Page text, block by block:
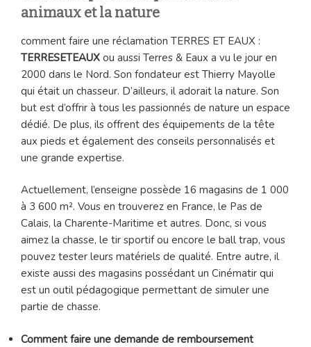
animaux et la nature
comment faire une réclamation TERRES ET EAUX :
TERRESETEAUX ou aussi Terres & Eaux a vu le jour en
2000 dans le Nord. Son fondateur est Thierry Mayolle
qui était un chasseur. D’ailleurs, il adorait la nature. Son
but est d’offrir à tous les passionnés de nature un espace
dédié. De plus, ils offrent des équipements de la tête
aux pieds et également des conseils personnalisés et
une grande expertise.
Actuellement, l’enseigne possède 16 magasins de 1 000
à 3 600 m². Vous en trouverez en France, le Pas de
Calais, la Charente-Maritime et autres. Donc, si vous
aimez la chasse, le tir sportif ou encore le ball trap, vous
pouvez tester leurs matériels de qualité. Entre autre, il
existe aussi des magasins possédant un Cinématir qui
est un outil pédagogique permettant de simuler une
partie de chasse.
Comment faire une demande de remboursement